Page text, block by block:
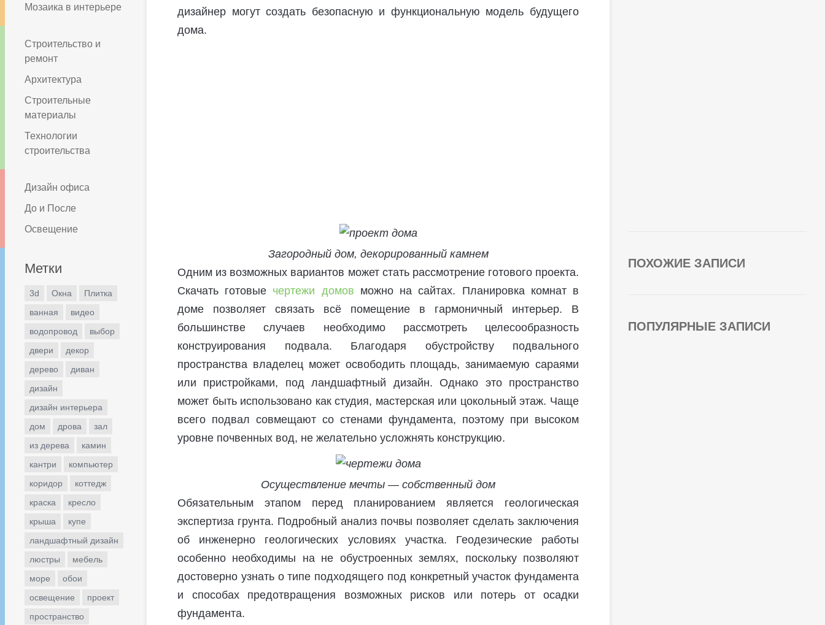
Мозаика в интерьере
Строительство и
ремонт
Архитектура
Строительные
материалы
Технологии
строительства
Дизайн офиса
До и После
Освещение
Метки
3d Окна
Плитка
ванная
видео
водопровод
выбор
двери
декор
дерево
диван
дизайн
дизайн интерьера
дом
дрова
зал
из дерева
камин
кантри
компьютер
коридор
коттедж
краска
кресло
крыша
купе
ландшафтный дизайн
люстры
мебель
море
обои
освещение
проект
пространство
дизайнер могут создать безопасную и функциональную модель будущего
дома.
Загородный дом, декорированный камнем
Одним из возможных вариантов может стать рассмотрение готового проекта.
Скачать готовые чертежи домов можно на сайтах. Планировка комнат в
доме позволяет связать всё помещение в гармоничный интерьер. В
большинстве случаев необходимо рассмотреть целесообразность
конструирования подвала. Благодаря обустройству подвального
пространства владелец может освободить площадь, занимаемую сараями
или пристройками, под ландшафтный дизайн. Однако это пространство
может быть использовано как студия, мастерская или цокольный этаж. Чаще
всего подвал совмещают со стенами фундамента, поэтому при высоком
уровне почвенных вод, не желательно усложнять конструкцию.
Осуществление мечты — собственный дом
Обязательным этапом перед планированием является геологическая
экспертиза грунта. Подробный анализ почвы позволяет сделать заключения
об инженерно геологических условиях участка. Геодезические работы
особенно необходимы на не обустроенных землях, поскольку позволяют
достоверно узнать о типе подходящего под конкретный участок фундамента
и способах предотвращения возможных рисков или потерь от осадки
фундамента.
ПОХОЖИЕ ЗАПИСИ
ПОПУЛЯРНЫЕ ЗАПИСИ